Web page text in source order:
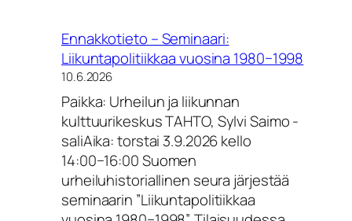
Papers
–
the
Past:
Sports
as
Sites
Ennakkotieto – Seminaari:
Liikuntapolitiikkaa vuosina 1980−1998
10.6.2026
Paikka: Urheilun ja liikunnan
kulttuurikeskus TAHTO, Sylvi Saimo -
saliAika: torstai 3.9.2026 kello
14:00−16:00 Suomen
urheiluhistoriallinen seura järjestää
seminaarin ”Liikuntapolitiikkaa